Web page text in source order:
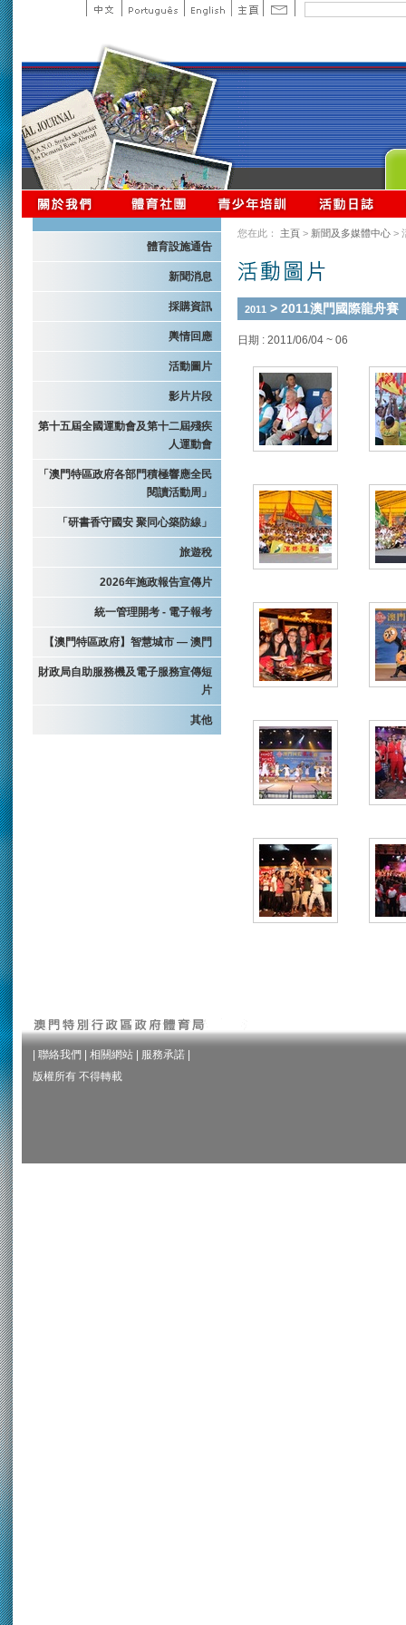
體育設施通告
新聞消息
採購資訊
輿情回應
活動圖片
影片片段
第十五屆全國運動會及第十二屆殘疾
人運動會
「澳門特區政府各部門積極響應全民
閱讀活動周」
「研書香守國安 聚同心築防線」
旅遊稅
2026年施政報告宣傳片
統一管理開考 - 電子報考
【澳門特區政府】智慧城市 — 澳門
財政局自助服務機及電子服務宣傳短
片
其他
您在此： 主頁 > 新聞及多媒體中心 >
2011 > 2011澳門國際龍舟賽
日期 : 2011/06/04 ~ 06
聯絡我們 相關網站 服務承諾
版權所有 不得轉載